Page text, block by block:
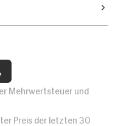
Mehrwertsteuer und
Preis der letzten 30